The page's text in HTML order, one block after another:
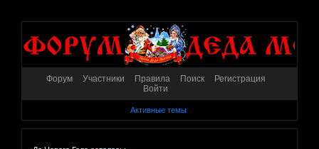
Форум Участники Правила Поиск
Регистрация
Войти
Активные темы